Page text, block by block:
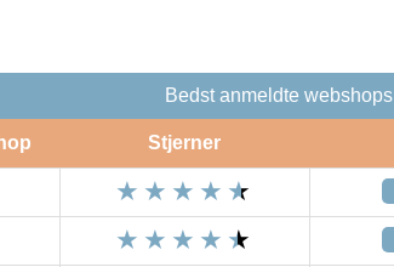
Bedst anmeldte webshops
Stjerner